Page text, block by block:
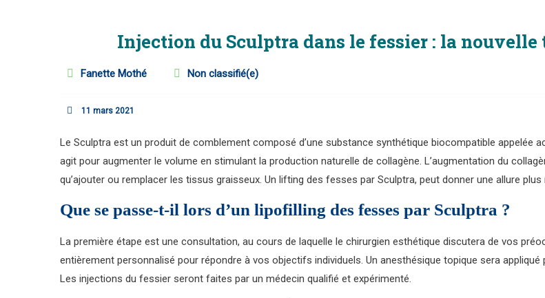
Injection du Sculptra dans le fessier : la
Fanette Mothé Non classifié(e)
11 mars 2021
Le Sculptra est un produit de comblement composé d’une substance synthétique biocompatible appelée
agit pour augmenter le volume en stimulant la production naturelle de collagène. L’augmentation du
qu’ajouter ou remplacer les tissus graisseux. Un lifting des fesses par Sculptra, peut donner une allure
Que se passe-t-il lors d’un lipofilling des fesses par Sculptra ?
La première étape est une consultation, au cours de laquelle le chirurgien esthétique discutera de vos
entièrement personnalisé pour répondre à vos objectifs individuels. Un anesthésique topique sera
Les injections du fessier seront faites par un médecin qualifié et expérimenté.